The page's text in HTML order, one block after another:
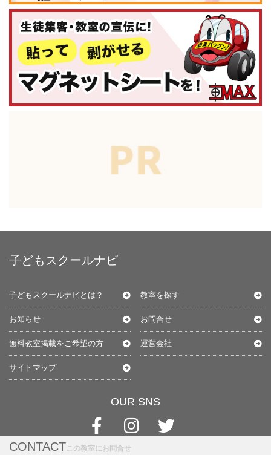
CONTACTこの教室にお問合せ
子どもスクールナビ
子どもスクールナビとは？ 教室を探す
お知らせ お問合せ
無料教室掲載をご希望の方 運営会社
サイトマップ
OUR SNS